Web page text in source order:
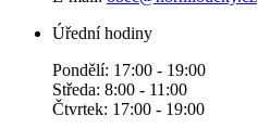
Úřední hodiny
Pondělí: 17:00 - 19:00
Středa: 8:00 - 11:00
Čtvrtek: 17:00 - 19:00